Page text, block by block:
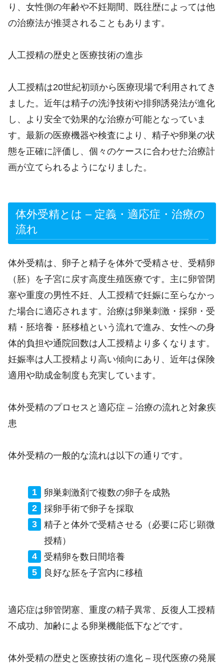
り、女性側の年齢や不妊期間、既往歴によっては他
の治療法が推奨されることもあります。
人工授精の歴史と医療技術の進歩
人工授精は20世紀初頭から医療現場で利用されてき
ました。近年は精子の洗浄技術や排卵誘発法が進化
し、より安全で効果的な治療が可能となっていま
す。最新の医療機器や検査により、精子や卵巣の状
態を正確に評価し、個々のケースに合わせた治療計
画が立てられるようになりました。
体外受精とは – 定義・適応症・治療の
流れ
体外受精は、卵子と精子を体外で受精させ、受精卵
（胚）を子宮に戻す高度生殖医療です。主に卵管閉
塞や重度の男性不妊、人工授精で妊娠に至らなかっ
た場合に適応されます。治療は卵巣刺激・採卵・受
精・胚培養・胚移植という流れで進み、女性への身
体的負担や通院回数は人工授精より多くなります。
妊娠率は人工授精より高い傾向にあり、近年は保険
適用や助成金制度も充実しています。
体外受精のプロセスと適応症 – 治療の流れと対象疾
患
体外受精の一般的な流れは以下の通りです。
卵巣刺激剤で複数の卵子を成熟
採卵手術で卵子を採取
精子と体外で受精させる（必要に応じ顕微
授精）
受精卵を数日間培養
良好な胚を子宮内に移植
適応症は卵管閉塞、重度の精子異常、反復人工授精
不成功、加齢による卵巣機能低下などです。
体外受精の歴史と医療技術の進化 – 現代医療の発展